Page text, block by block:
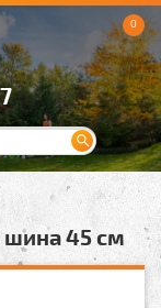
0
шина 45 см